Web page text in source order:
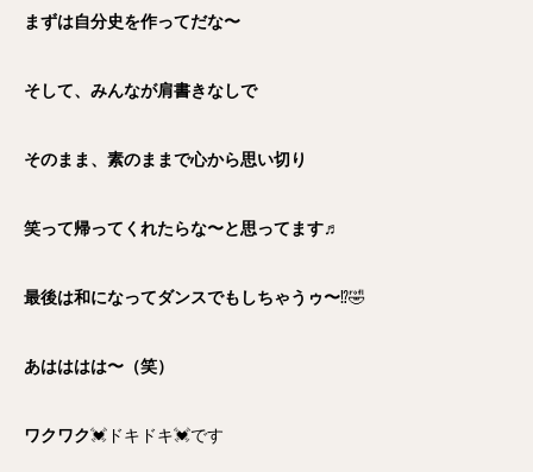
まずは自分史を作ってだな〜
そして、みんなが肩書きなしで
そのまま、素のままで心から思い切り
笑って帰ってくれたらな〜と思ってます♬
最後は和になってダンスでもしちゃうゥ〜⁉️🤣
あはははは〜（笑）
ワクワク💓ドキドキ💓です